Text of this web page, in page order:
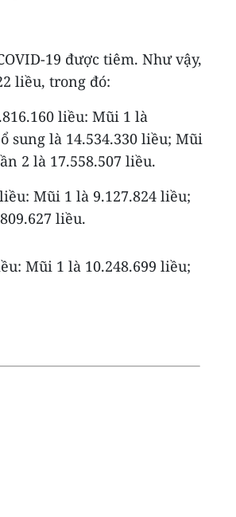
19 được tiêm. Như vậy,
liều, trong đó:
liều: Mũi 1 là
sung là 14.534.330 liều; Mũi
2 là 17.558.507 liều.
Mũi 1 là 9.127.824 liều;
liều.
Mũi 1 là 10.248.699 liều;